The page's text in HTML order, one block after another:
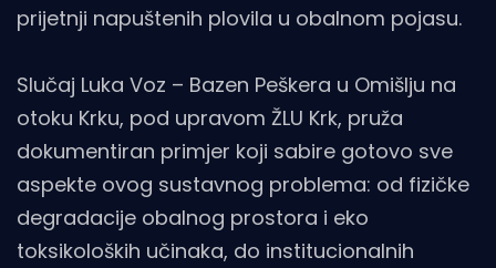
prijetnji napuštenih plovila u obalnom pojasu.
Slučaj Luka Voz – Bazen Peškera u Omišlju na
otoku Krku, pod upravom ŽLU Krk, pruža
dokumentiran primjer koji sabire gotovo sve
aspekte ovog sustavnog problema: od fizičke
degradacije obalnog prostora i eko
toksikoloških učinaka, do institucionalnih